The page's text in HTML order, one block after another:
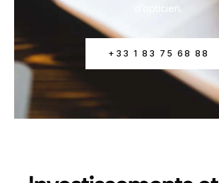
d’opticien.
+33 1 83 75 68 88